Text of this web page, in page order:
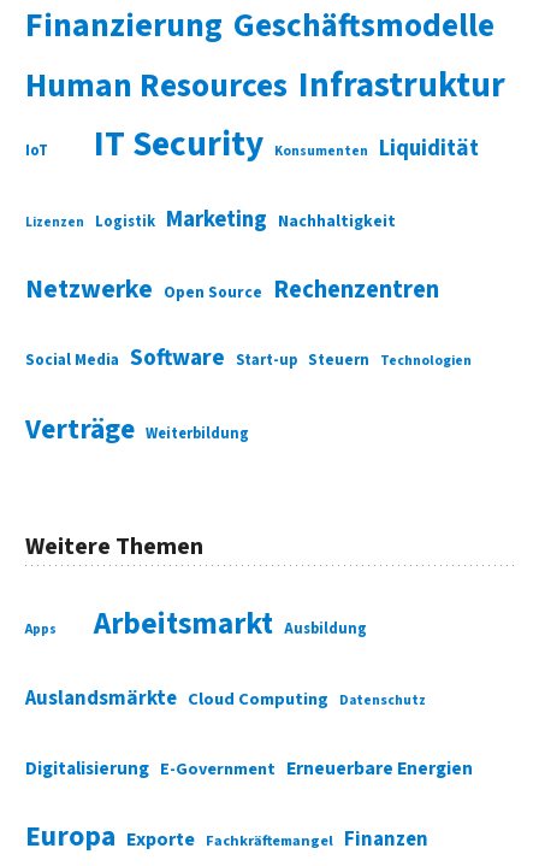
Finanzierung Geschäftsmodelle
Human Resources Infrastruktur
IoT IT Security Konsumenten Liquidität
Lizenzen Logistik Marketing Nachhaltigkeit
Netzwerke Open Source Rechenzentren
Social Media Software Start-up Steuern Technologien
Verträge Weiterbildung
Weitere Themen
Apps Arbeitsmarkt Ausbildung
Auslandsmärkte Cloud Computing Datenschutz
Digitalisierung E-Government Erneuerbare Energien
Europa Exporte Fachkräftemangel Finanzen